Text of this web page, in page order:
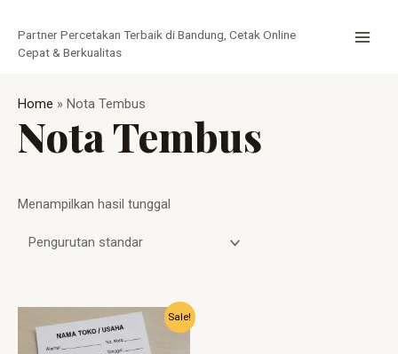
konten
Partner Percetakan Terbaik di Bandung, Cetak Online
Cepat & Berkualitas
Home » Nota Tembus
Nota Tembus
Menampilkan hasil tunggal
Sale!
Harga
aslinya
adalah:
Harga
saat
ini